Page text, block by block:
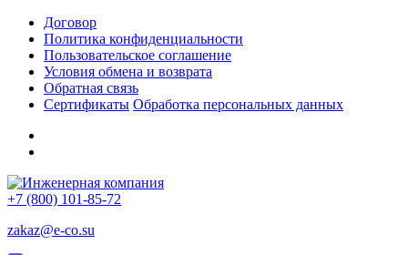
Договор
Политика конфиденциальности
Пользовательское соглашение
Условия обмена и возврата
Обратная связь
Сертификаты Обработка персональных данных
+7 (800) 101-85-72
zakaz@e-co.su